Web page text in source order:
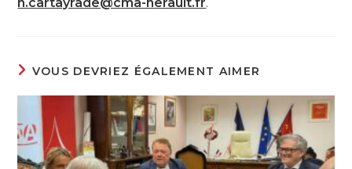
n.cartayrade@cma-herault.fr.
VOUS DEVRIEZ ÉGALEMENT AIMER